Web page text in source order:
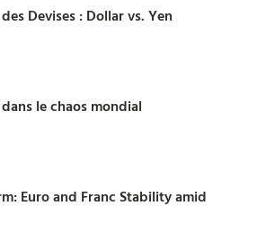
Devises : Dollar vs. Yen
le chaos mondial
Euro and Franc Stability amid